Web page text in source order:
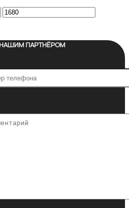
Максимальная
ПАРТНЁРОМ